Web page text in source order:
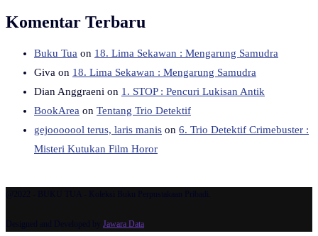
Komentar Terbaru
Buku Tua on 18. Lima Sekawan : Mengarung Samudra
Giva on 18. Lima Sekawan : Mengarung Samudra
Dian Anggraeni on 1. STOP : Pencuri Lukisan Antik
BookArea on Tentang Trio Detektif
gejooooool terus, laris manis on 6. Trio Detektif Crimebuster :
Misteri Kutukan Film Horor
Jawara Data